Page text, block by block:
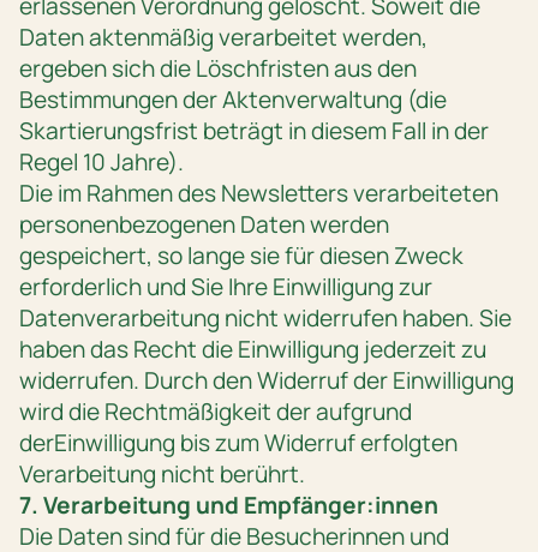
Daten aktenmäßig verarbeitet werden,
ergeben sich die Löschfristen aus den
Bestimmungen der Aktenverwaltung (die
Skartierungsfrist beträgt in diesem Fall in der
Regel 10 Jahre).
Die im Rahmen des Newsletters verarbeiteten
personenbezogenen Daten werden
gespeichert, so lange sie für diesen Zweck
erforderlich und Sie Ihre Einwilligung zur
Datenverarbeitung nicht widerrufen haben. Sie
haben das Recht die Einwilligung jederzeit zu
widerrufen. Durch den Widerruf der Einwilligung
wird die Rechtmäßigkeit der aufgrund
derEinwilligung bis zum Widerruf erfolgten
Verarbeitung nicht berührt.
7. Verarbeitung und Empfänger:innen
Die Daten sind für die Besucherinnen und